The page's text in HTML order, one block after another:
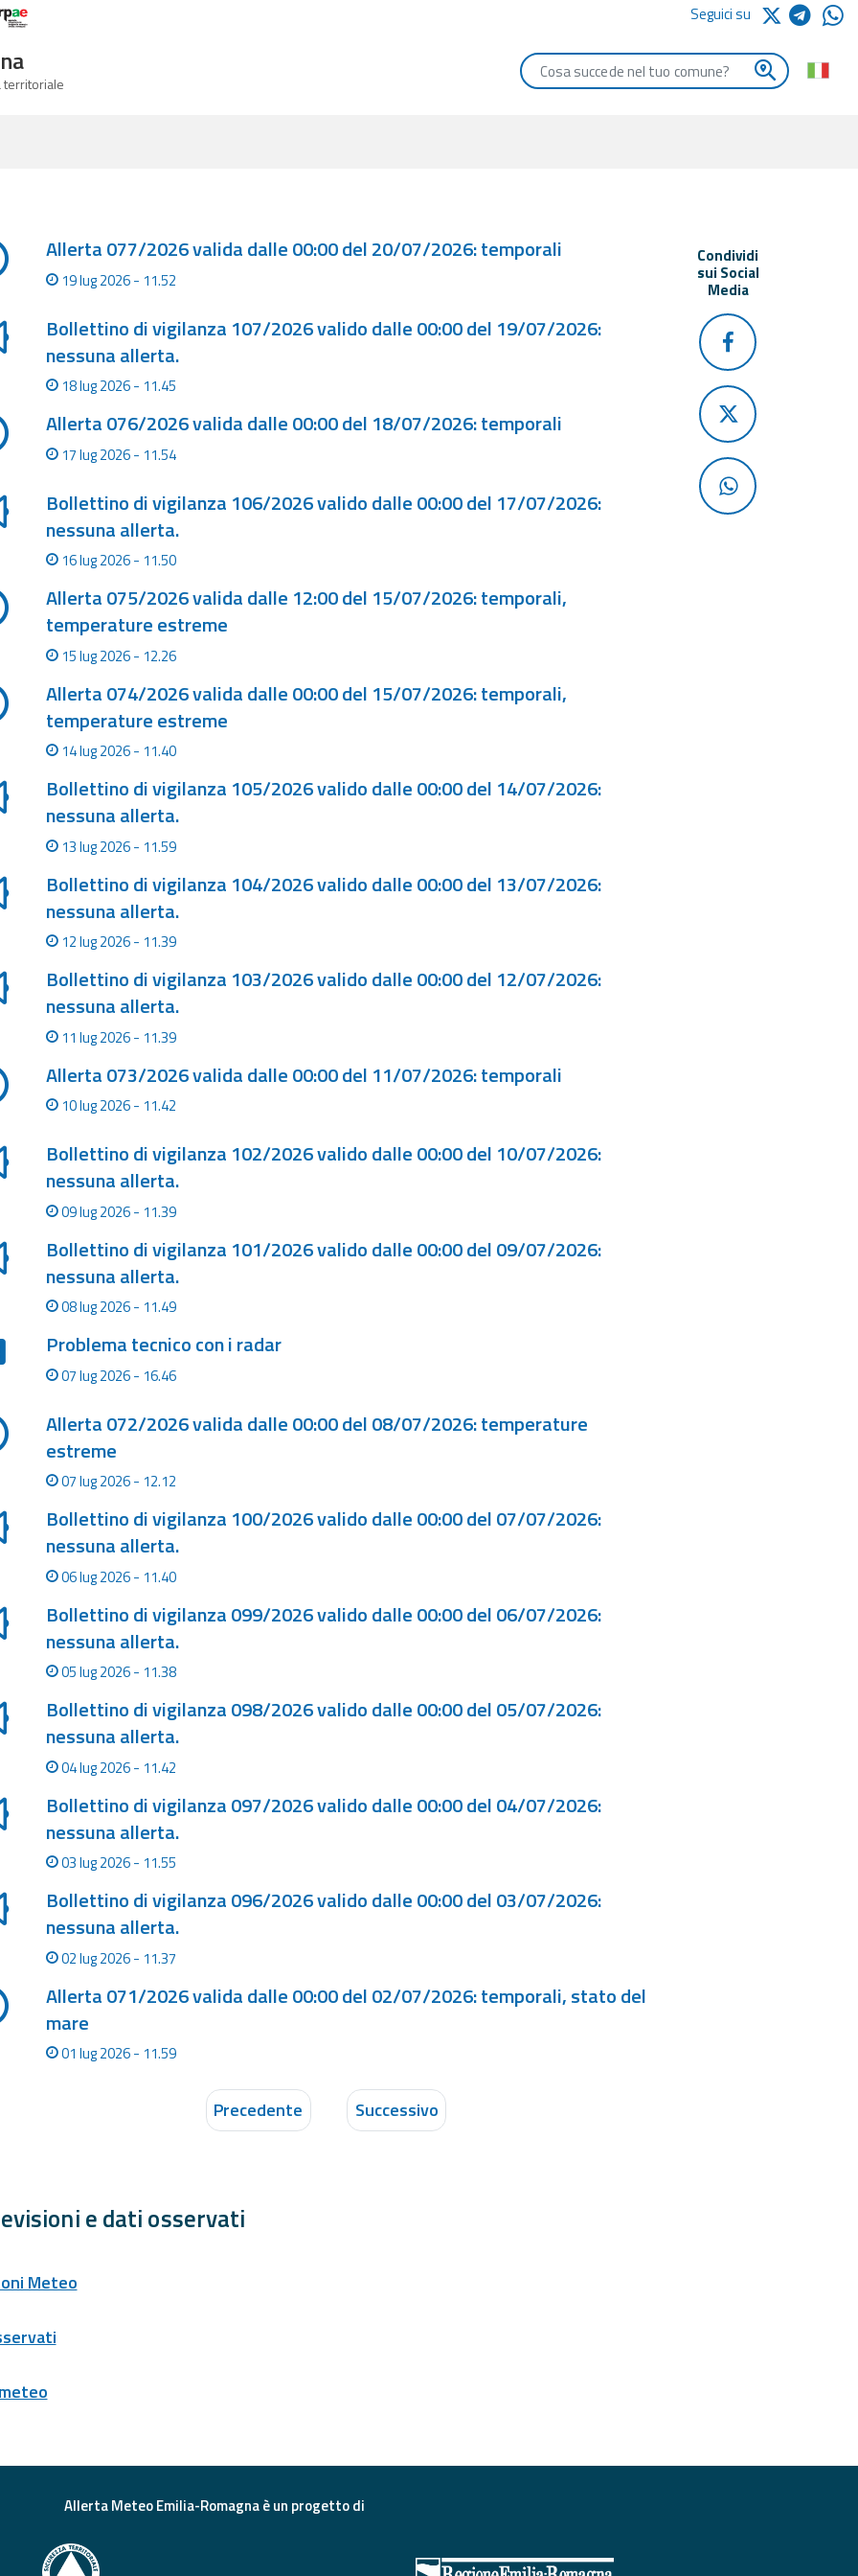
Arpae Seguici su
territoriale
Allerta 077/2026 valida dalle 00:00 del 20/07/2026: temporali
19 lug 2026 - 11.52
Bollettino di vigilanza 107/2026 valido dalle 00:00 del 19/07/2026:
nessuna allerta.
18 lug 2026 - 11.45
Allerta 076/2026 valida dalle 00:00 del 18/07/2026: temporali
17 lug 2026 - 11.54
Bollettino di vigilanza 106/2026 valido dalle 00:00 del 17/07/2026:
nessuna allerta.
16 lug 2026 - 11.50
Allerta 075/2026 valida dalle 12:00 del 15/07/2026: temporali,
temperature estreme
15 lug 2026 - 12.26
Allerta 074/2026 valida dalle 00:00 del 15/07/2026: temporali,
temperature estreme
14 lug 2026 - 11.40
Bollettino di vigilanza 105/2026 valido dalle 00:00 del 14/07/2026:
nessuna allerta.
13 lug 2026 - 11.59
Bollettino di vigilanza 104/2026 valido dalle 00:00 del 13/07/2026:
nessuna allerta.
12 lug 2026 - 11.39
Bollettino di vigilanza 103/2026 valido dalle 00:00 del 12/07/2026:
nessuna allerta.
11 lug 2026 - 11.39
Allerta 073/2026 valida dalle 00:00 del 11/07/2026: temporali
10 lug 2026 - 11.42
Bollettino di vigilanza 102/2026 valido dalle 00:00 del 10/07/2026:
nessuna allerta.
09 lug 2026 - 11.39
Bollettino di vigilanza 101/2026 valido dalle 00:00 del 09/07/2026:
nessuna allerta.
08 lug 2026 - 11.49
Problema tecnico con i radar
07 lug 2026 - 16.46
Allerta 072/2026 valida dalle 00:00 del 08/07/2026: temperature
estreme
07 lug 2026 - 12.12
Bollettino di vigilanza 100/2026 valido dalle 00:00 del 07/07/2026:
nessuna allerta.
06 lug 2026 - 11.40
Bollettino di vigilanza 099/2026 valido dalle 00:00 del 06/07/2026:
nessuna allerta.
05 lug 2026 - 11.38
Bollettino di vigilanza 098/2026 valido dalle 00:00 del 05/07/2026:
nessuna allerta.
04 lug 2026 - 11.42
Bollettino di vigilanza 097/2026 valido dalle 00:00 del 04/07/2026:
nessuna allerta.
03 lug 2026 - 11.55
Bollettino di vigilanza 096/2026 valido dalle 00:00 del 03/07/2026:
nessuna allerta.
02 lug 2026 - 11.37
Allerta 071/2026 valida dalle 00:00 del 02/07/2026: temporali, stato del
mare
01 lug 2026 - 11.59
Precedente Successivo
e dati osservati
Meteo
Condividi
sui Social
Media
Allerta Meteo Emilia-Romagna è un progetto di